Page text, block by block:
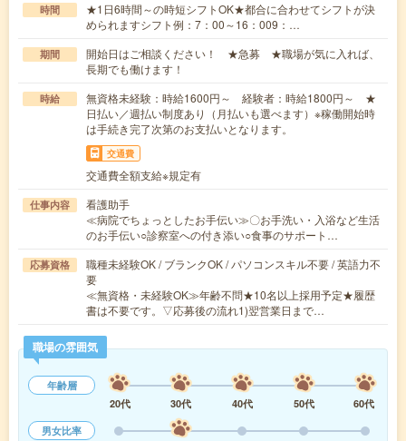
時間
★1日6時間～の時短シフトOK★都合に合わせてシフトが決
められますシフト例：7：00～16：009：…
期間
開始日はご相談ください！ ★急募 ★職場が気に入れば、
長期でも働けます！
時給
無資格未経験：時給1600円～ 経験者：時給1800円～ ★
日払い／週払い制度あり（月払いも選べます）※稼働開始時
は手続き完了次第のお支払いとなります。
交通費
交通費全額支給※規定有
仕事内容
看護助手
≪病院でちょっとしたお手伝い≫〇お手洗い・入浴など生活
のお手伝い○診察室への付き添い○食事のサポート…
応募資格
職種未経験OK / ブランクOK / パソコンスキル不要 / 英語力不
要
≪無資格・未経験OK≫年齢不問★10名以上採用予定★履歴
書は不要です。▽応募後の流れ1)翌営業日まで…
職場の雰囲気
年齢層
20代
30代 40代 50代
60代
男女比率